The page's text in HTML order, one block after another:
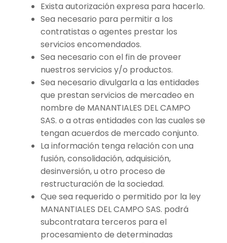
Exista autorización expresa para hacerlo.
Sea necesario para permitir a los
contratistas o agentes prestar los
servicios encomendados.
Sea necesario con el fin de proveer
nuestros servicios y/o productos.
Sea necesario divulgarla a las entidades
que prestan servicios de mercadeo en
nombre de MANANTIALES DEL CAMPO
SAS. o a otras entidades con las cuales se
tengan acuerdos de mercado conjunto.
La información tenga relación con una
fusión, consolidación, adquisición,
desinversión, u otro proceso de
restructuración de la sociedad.
Que sea requerido o permitido por la ley
MANANTIALES DEL CAMPO SAS. podrá
subcontratara terceros para el
procesamiento de determinadas